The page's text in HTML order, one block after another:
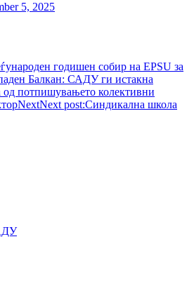
5, 2025
годишен собир на EPSU за
Балкан: САДУ ги истакна
од потпишувањето колективни
NextNext post:Синдикална школа